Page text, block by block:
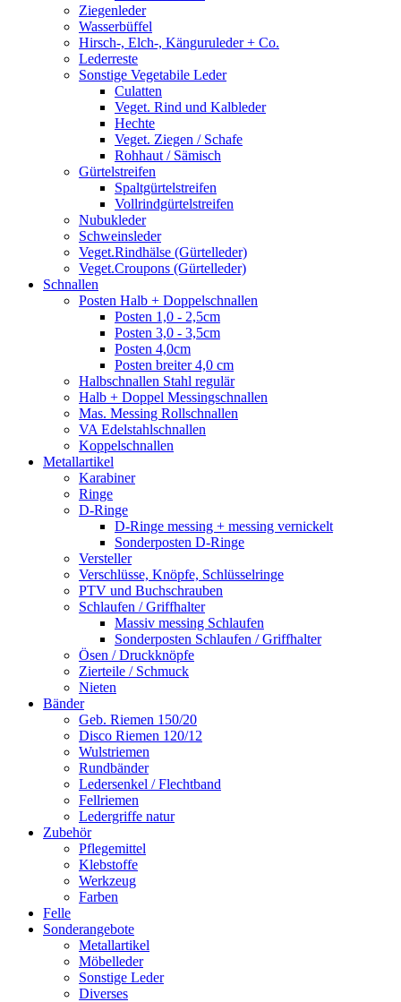
Ziegenleder
Wasserbüffel
Hirsch-, Elch-, Känguruleder + Co.
Lederreste
Sonstige Vegetabile Leder
Culatten
Veget. Rind und Kalbleder
Hechte
Veget. Ziegen / Schafe
Rohhaut / Sämisch
Gürtelstreifen
Spaltgürtelstreifen
Vollrindgürtelstreifen
Nubukleder
Schweinsleder
Veget.Rindhälse (Gürtelleder)
Veget.Croupons (Gürtelleder)
Schnallen
Posten Halb + Doppelschnallen
Posten 1,0 - 2,5cm
Posten 3,0 - 3,5cm
Posten 4,0cm
Posten breiter 4,0 cm
Halbschnallen Stahl regulär
Halb + Doppel Messingschnallen
Mas. Messing Rollschnallen
VA Edelstahlschnallen
Koppelschnallen
Metallartikel
Karabiner
Ringe
D-Ringe
D-Ringe messing + messing vernickelt
Sonderposten D-Ringe
Versteller
Verschlüsse, Knöpfe, Schlüsselringe
PTV und Buchschrauben
Schlaufen / Griffhalter
Massiv messing Schlaufen
Sonderposten Schlaufen / Griffhalter
Ösen / Druckknöpfe
Zierteile / Schmuck
Nieten
Bänder
Geb. Riemen 150/20
Disco Riemen 120/12
Wulstriemen
Rundbänder
Ledersenkel / Flechtband
Fellriemen
Ledergriffe natur
Zubehör
Pflegemittel
Klebstoffe
Werkzeug
Farben
Felle
Sonderangebote
Metallartikel
Möbelleder
Sonstige Leder
Diverses